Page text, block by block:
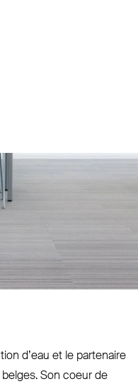
d’eau et le par­tenaire
Son coeur de